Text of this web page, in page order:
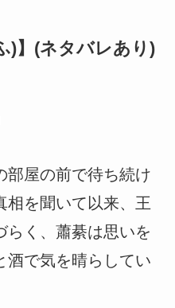
)】(ネタバレあり)
部屋の前で待ち続け
相を聞いて以来、王
らく、蕭綦は思いを
酒で気を晴らしてい